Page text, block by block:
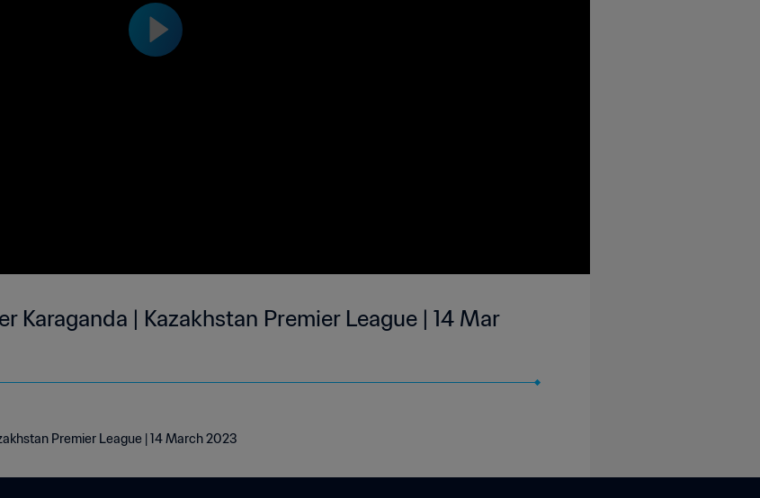
Karaganda | Kazakhstan Premier League | 14 Mar
Premier League | 14 March 2023